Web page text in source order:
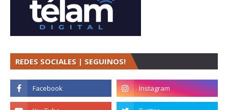
REDES SOCIALES | SEGUINOS!